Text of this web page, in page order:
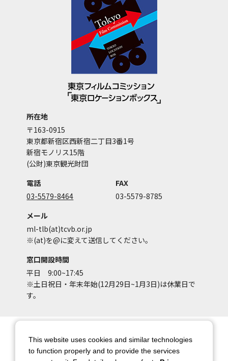
所在地
〒163-0915
東京都新宿区西新宿二丁目3番1号
新宿モノリス15階
(公財)東京観光財団
電話
03-5579-8464
FAX
03-5579-8785
メール
ml-tlb(at)tcvb.or.jp
※(at)を@に変えて送信してください。
窓口開設時間
平日 9:00~17:45
※土日祝日・年末年始(12月29日~1月3日)は休業日で
す。
アカウントポリシー
個人情報保護方針
This website uses cookies and similar technologies
to function properly and to provide the services